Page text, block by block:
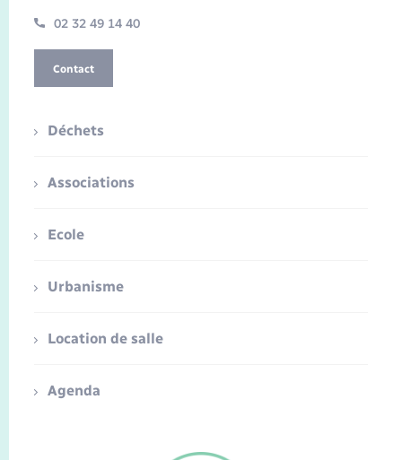
02 32 49 14 40
Contact
Déchets
Associations
Ecole
Urbanisme
Location de salle
Agenda